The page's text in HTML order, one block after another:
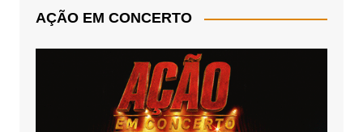
AÇÃO EM CONCERTO